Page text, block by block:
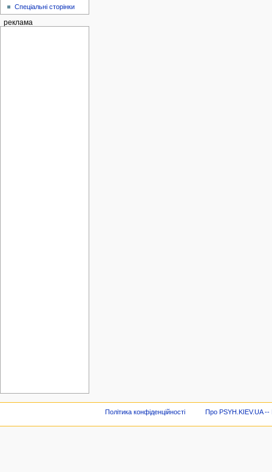
Спеціальні сторінки
реклама
Політика конфіденційності Про PSYH.KIEV.UA --